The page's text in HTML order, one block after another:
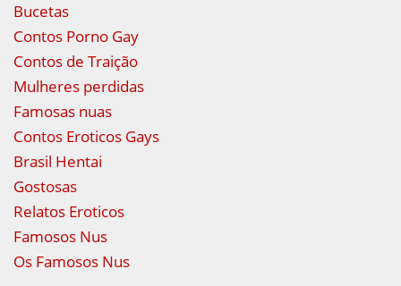
Bucetas
Contos Porno Gay
Contos de Traição
Mulheres perdidas
Famosas nuas
Contos Eroticos Gays
Brasil Hentai
Gostosas
Relatos Eroticos
Famosos Nus
Os Famosos Nus